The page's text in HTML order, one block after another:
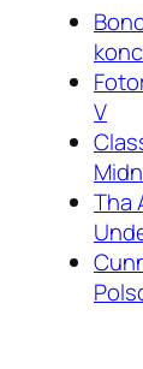
V
Tha